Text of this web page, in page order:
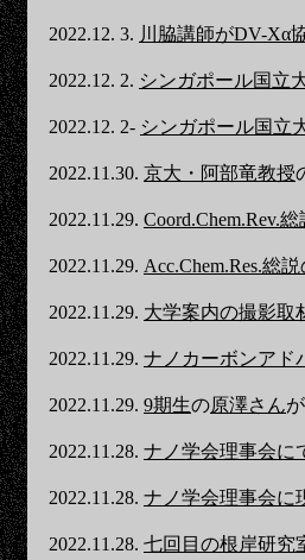
2022.12. 3. 川脇講師がDV-Xα
2022.12. 2. シンガポール国立
2022.12. 2- シンガポール国立
2022.11.30. 京大・阿部竜教授
2022.11.29. Coord.Chem.Rev.
2022.11.29. Acc.Chem.Res.総
2022.11.29. 大学案内の撮影取
2022.11.29. ナノカーボンアド
2022.11.29. 9期生の原澤さん
2022.11.28. ナノ学会理事会に
2022.11.28. ナノ学会理事会に
2022.11.28. 七回目の根岸研究